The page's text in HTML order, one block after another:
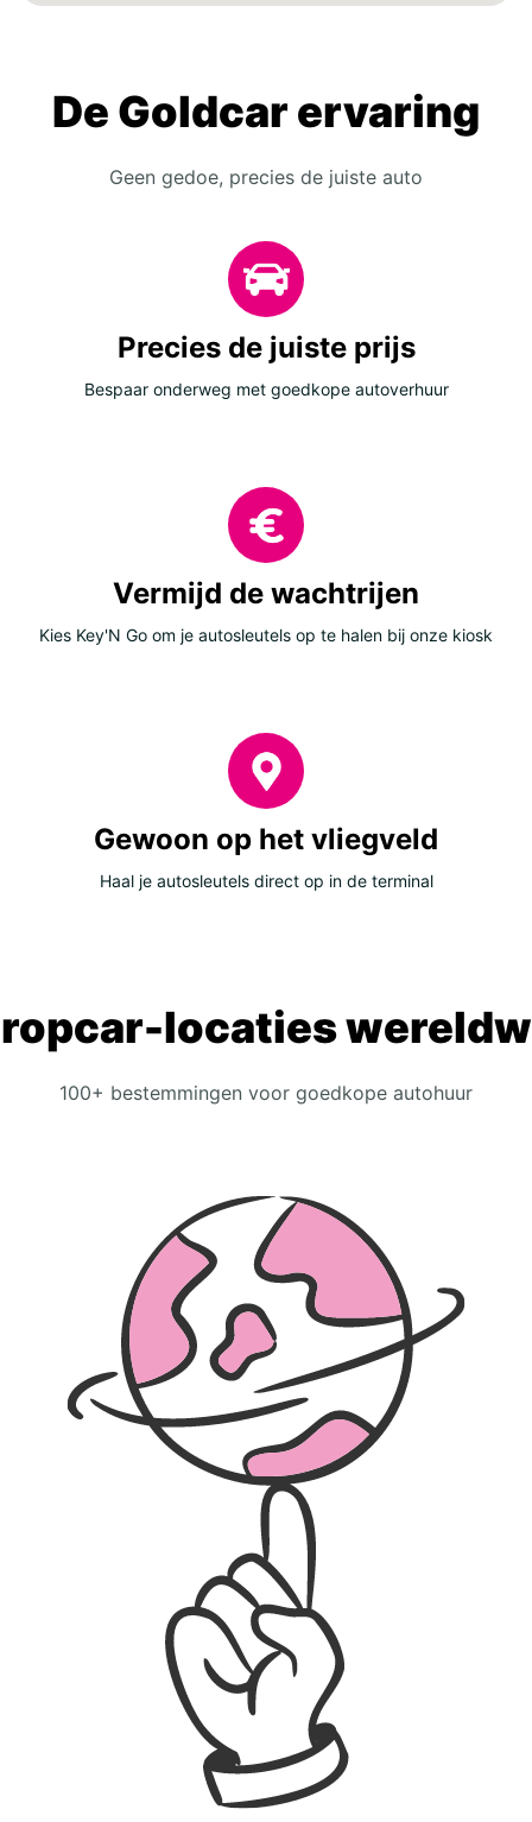
De Goldcar ervaring
Geen gedoe, precies de juiste auto
Precies de juiste prijs
Bespaar onderweg met goedkope autoverhuur
Vermijd de wachtrijen
Kies Key'N Go om je autosleutels op te halen bij onze kiosk
Gewoon op het vliegveld
Haal je autosleutels direct op in de terminal
locaties
100+ bestemmingen voor goedkope autohuur